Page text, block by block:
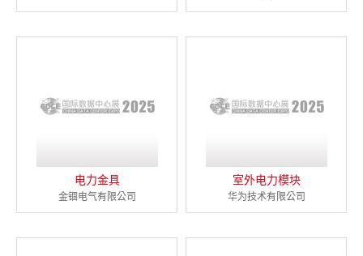
电力金具
金锢电气有限公司
室外电力模块
华为技术有限公司